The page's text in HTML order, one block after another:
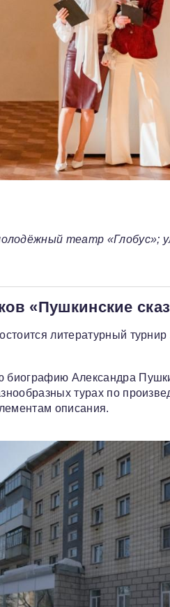
театр «Глобус»;
«Пушкинские
литературный
биографию Александра
турах по
описания.